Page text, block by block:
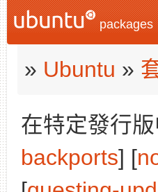
packages
» Ubuntu »
在特定發行
backports] [